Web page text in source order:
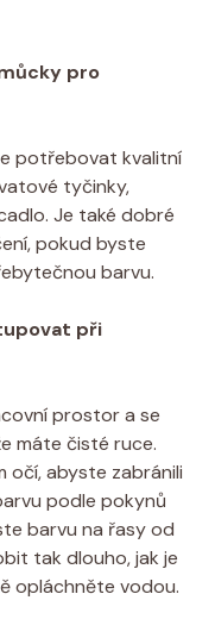
pro
potřebovat kvalitní
tyčinky,
Je také dobré
pokud byste
barvu.
při
prostor a se
máte čisté ruce.
očí, abyste zabránili
podle pokynů
barvu na řasy od
tak dlouho, jak je
opláchněte vodou.